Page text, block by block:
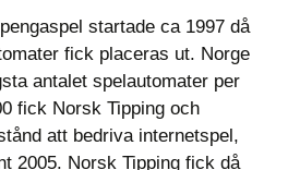
startade ca 1997 då
fick placeras ut. Norge
antalet spelautomater per
fick Norsk Tipping och
att bedriva internetspel,
2005. Norsk Tipping fick då